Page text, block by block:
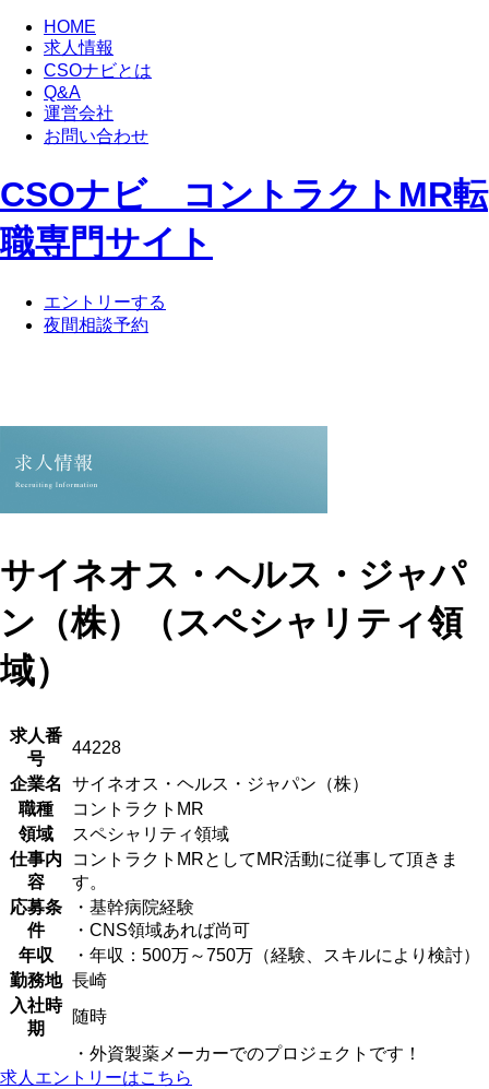
HOME
求人情報
CSOナビとは
Q&A
運営会社
お問い合わせ
CSOナビ コントラクトMR転
職専門サイト
エントリーする
夜間相談予約
サイネオス・ヘルス・ジャパ
ン（株）（スペシャリティ領
域）
求人番
号
44228
企業名
サイネオス・ヘルス・ジャパン（株）
職種
コントラクトMR
領域
スペシャリティ領域
仕事内
容
コントラクトMRとしてMR活動に従事して頂きま
す。
応募条
件
・基幹病院経験
・CNS領域あれば尚可
年収
・年収：500万～750万（経験、スキルにより検討）
勤務地 長崎
入社時
期
随時
・外資製薬メーカーでのプロジェクトです！
求人エントリーはこちら